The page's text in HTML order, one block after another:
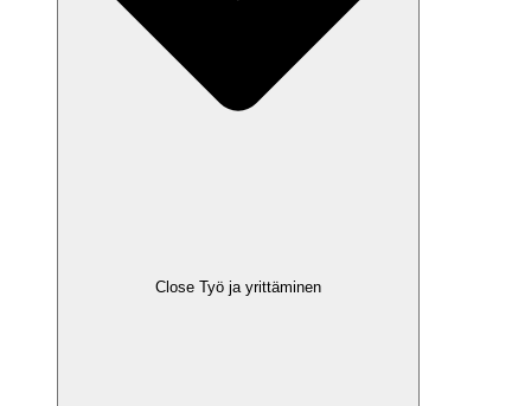
Close Työ ja yrittäminen